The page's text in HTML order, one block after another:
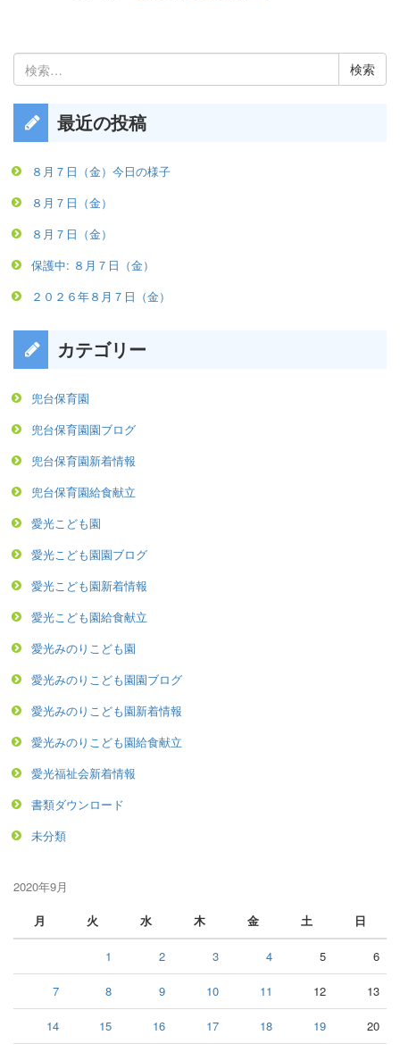
検
索:
最近の投稿
８月７日（金）今日の様子
８月７日（金）
８月７日（金）
保護中: ８月７日（金）
２０２６年８月７日（金）
カテゴリー
兜台保育園
兜台保育園園ブログ
兜台保育園新着情報
兜台保育園給食献立
愛光こども園
愛光こども園園ブログ
愛光こども園新着情報
愛光こども園給食献立
愛光みのりこども園
愛光みのりこども園園ブログ
愛光みのりこども園新着情報
愛光みのりこども園給食献立
愛光福祉会新着情報
書類ダウンロード
未分類
2020年9月
月
火 水 木 金 土 日
1 2 3 4 5 6
7 8 9 10 11 12 13
14 15 16 17 18 19 20